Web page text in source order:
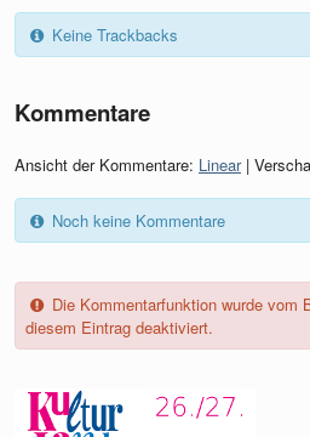
Keine Trackbacks
Kommentare
Ansicht der Kommentare: Linear|
Noch keine Kommentare
Die Kommentarfunktion wurde vom
diesem Eintrag deaktiviert.